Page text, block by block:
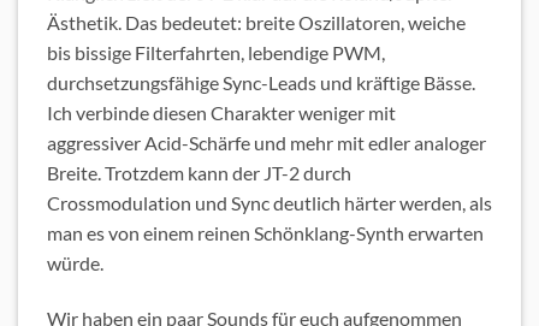
Ästhetik. Das bedeutet: breite Oszillatoren, weiche
bis bissige Filterfahrten, lebendige PWM,
durchsetzungsfähige Sync-Leads und kräftige Bässe.
Ich verbinde diesen Charakter weniger mit
aggressiver Acid-Schärfe und mehr mit edler analoger
Breite. Trotzdem kann der JT-2 durch
Crossmodulation und Sync deutlich härter werden, als
man es von einem reinen Schönklang-Synth erwarten
würde.
Wir haben ein paar Sounds für euch aufgenommen